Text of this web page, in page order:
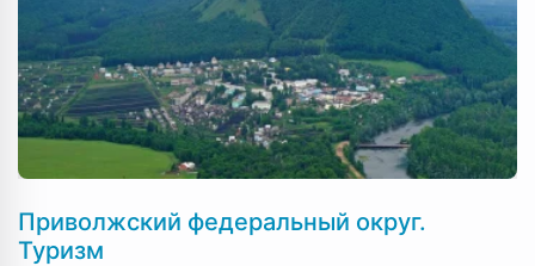
Приволжский федеральный округ.
Туризм